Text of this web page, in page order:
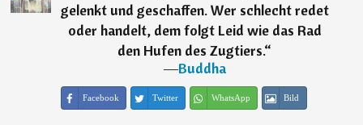
gelenkt und geschaffen. Wer schlecht redet
oder handelt, dem folgt Leid wie das Rad
den Hufen des Zugtiers.“
―Buddha
Facebook Twitter WhatsApp Bild